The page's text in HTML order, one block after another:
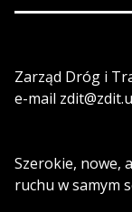
Zarząd Dróg i
e-mail
Szerokie, nowe,
ruchu w samym